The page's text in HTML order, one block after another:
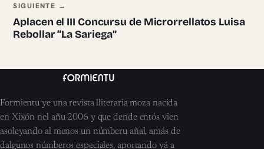
SIGUIENTE →
Aplacen el III Concursu de Microrrellatos Luisa
Rebollar “La Sariega”
Formientu ye una revista lliteraria moza nacida
en Xixón nel añu 2006 y que dende entós vien
asoleyando al menos un númberu añal, amás de
dalgunos númberos especiales, aportando yá a